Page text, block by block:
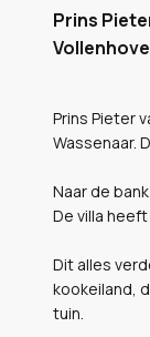
Prins
Prins Pieter
Wassenaar.
Naar de
De villa
Dit alles
kookeiland,
tuin.